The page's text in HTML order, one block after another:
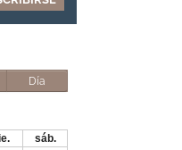
Día
sáb.